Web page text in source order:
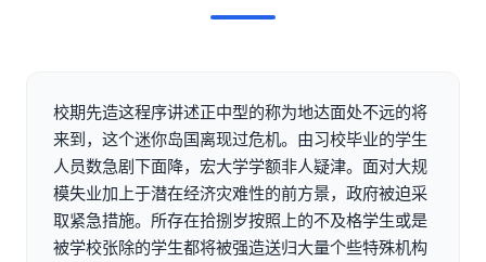
校期先造这程序讲述正中型的称为地达面处不远的将
来到，这个迷你岛国离现过危机。由习校毕业的学生
人员数急剧下面降，宏大学学额非人疑津。面对大规
模失业加上于潜在经济灾难性的前方景，政府被迫采
取紧急措施。所存在拾捌岁按照上的不及格学生或是
被学校张除的学生都将被强造送归大量个些特殊机构